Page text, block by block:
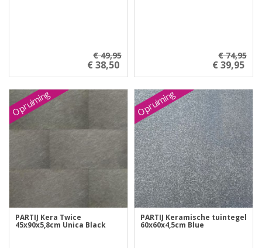
€ 49,95
€ 38,50
€ 74,95
€ 39,95
Opruiming
PARTIJ Kera Twice
45x90x5,8cm Unica Black
Opruiming
PARTIJ Keramische tuintegel
60x60x4,5cm Blue